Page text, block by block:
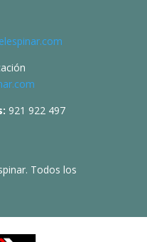
921 922 497
Todos los